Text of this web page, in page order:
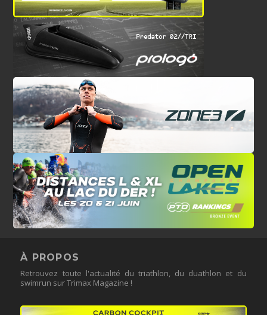
À PROPOS
Retrouvez toute l'actualité du triathlon, du duathlon et du
swimrun sur Trimax Magazine !